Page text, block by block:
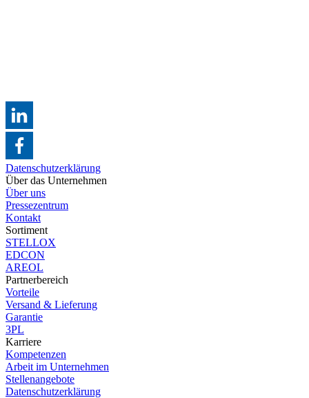
Datenschutzerklärung
Über das Unternehmen
Über uns
Pressezentrum
Kontakt
Sortiment
STELLOX
EDCON
AREOL
Partnerbereich
Vorteile
Versand & Lieferung
Garantie
3PL
Karriere
Kompetenzen
Arbeit im Unternehmen
Stellenangebote
Datenschutzerklärung